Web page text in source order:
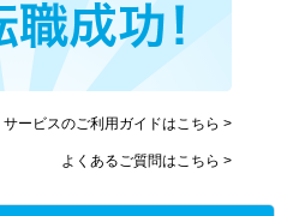
サービスのご利用ガイドはこちら >
よくあるご質問はこちら >